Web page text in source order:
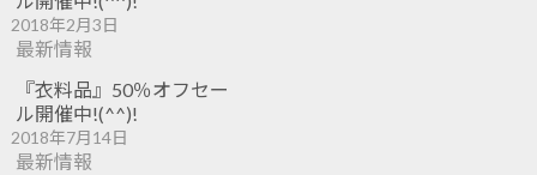
2018年2月3日
最新情報
『衣料品』50％オフセー
ル開催中!(^^)!
2018年7月14日
最新情報